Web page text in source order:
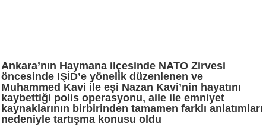
Ankara’nın Haymana ilçesinde NATO Zirvesi
öncesinde IŞİD’e yönelik düzenlenen ve
Muhammed Kavi ile eşi Nazan Kavi’nin hayatını
kaybettiği polis operasyonu, aile ile emniyet
kaynaklarının birbirinden tamamen farklı anlatımları
nedeniyle tartışma konusu oldu